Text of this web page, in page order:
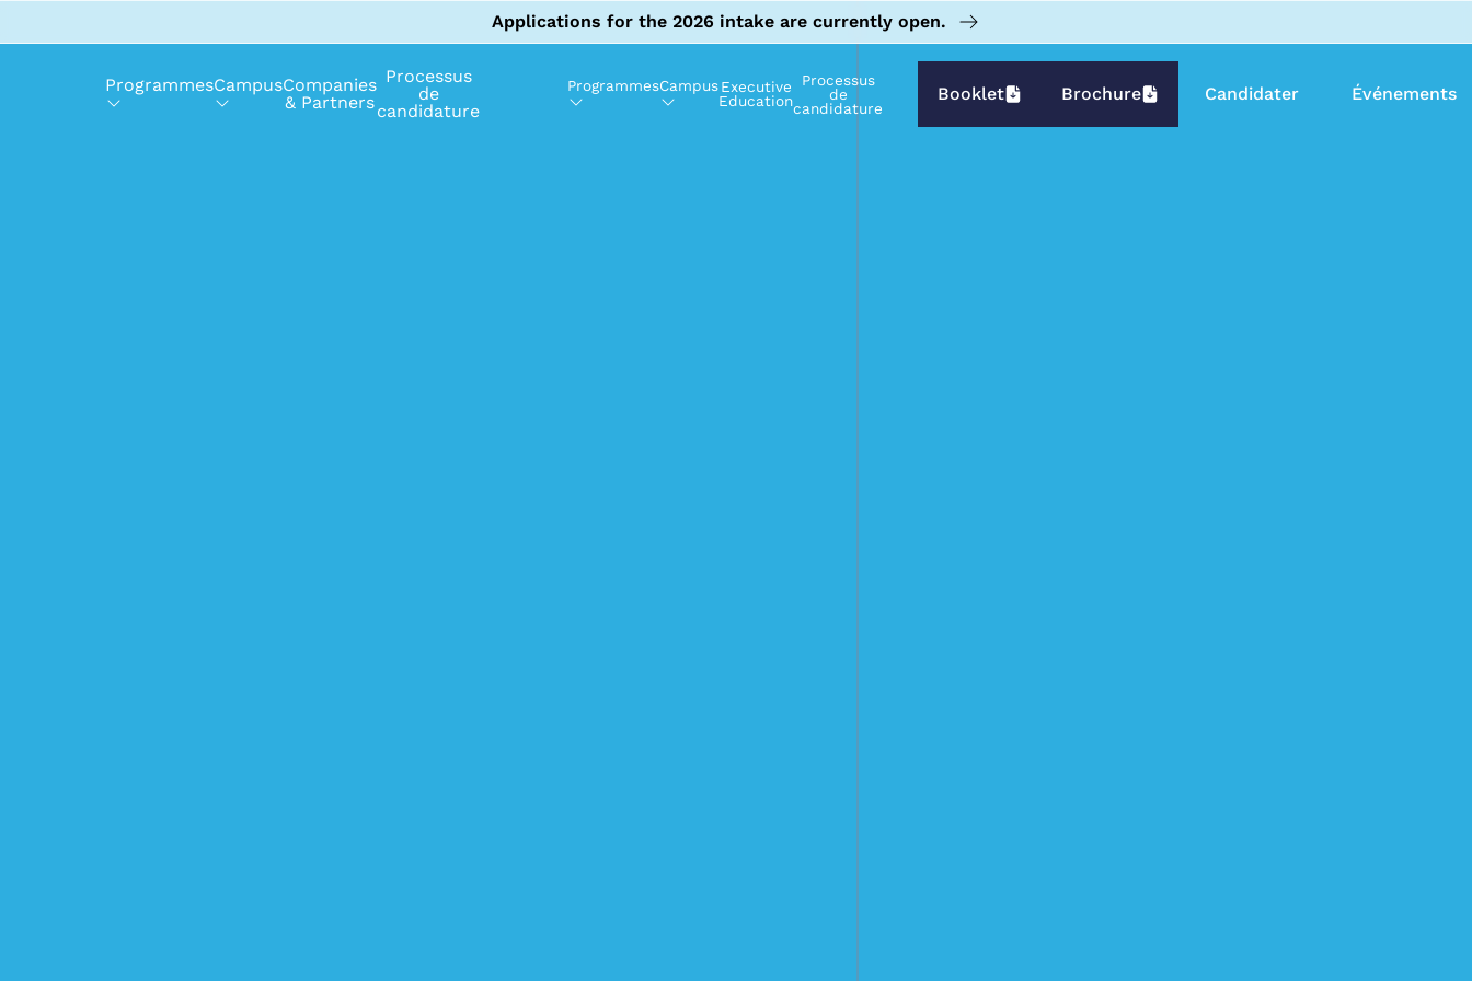
Applications for the 2026 intake are currently open.
ProgrammesCampusCompanies
& Partners
Processus
de
candidature
ProgrammesCampusExecutive
Education
Processus
de
candidature
Booklet Brochure Candidater Événements